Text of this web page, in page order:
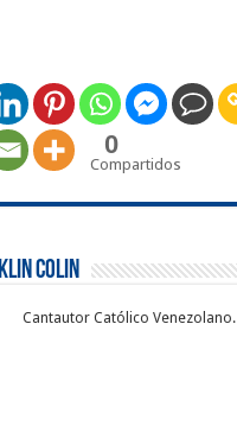
0
Compartidos
Colin
Cantautor Católico Venezolano.